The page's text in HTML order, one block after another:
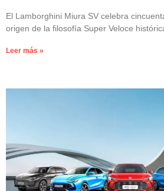
El Lamborghini Miura SV celebra
origen de la filosofía Super Veloce
Leer más »